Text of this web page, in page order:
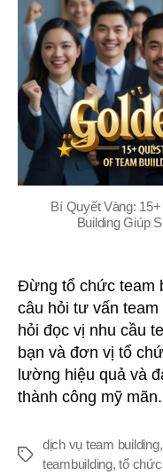
Bí Quyết Vàng:
Building Giúp
Đừng tổ chức team
câu hỏi tư vấn
hỏi đọc vị nhu cầu
bạn và đơn vị tổ
lường hiệu quả và
thành công mỹ
Thẻ
dịch vụ team building
teambuilding,tổ chức